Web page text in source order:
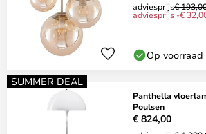
adviesprijs€
adviesprijs -€
Op voorraad
SUMMER DEAL
Panthella
Poulsen
€ 824,00